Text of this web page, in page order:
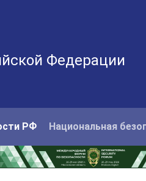
Федерации
РФ Национальная